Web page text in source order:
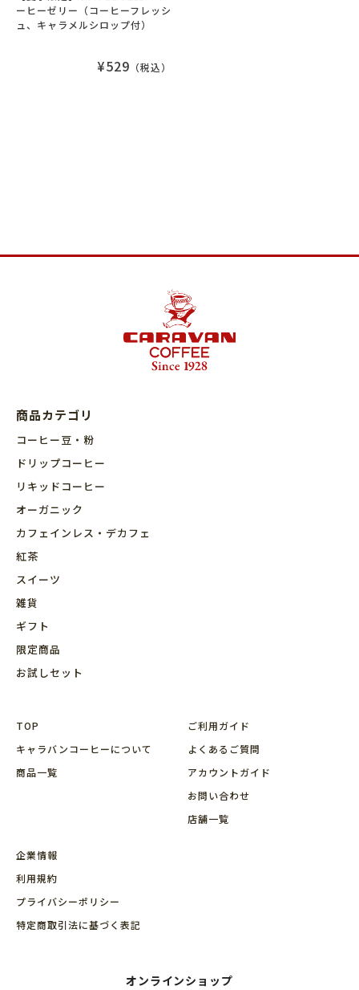
ーヒーゼリー（コーヒーフレッシ
ュ、キャラメルシロップ付）
¥529 （税込）
商品カテゴリ
コーヒー豆・粉
ドリップコーヒー
リキッドコーヒー
オーガニック
カフェインレス・デカフェ
紅茶
スイーツ
雑貨
ギフト
限定商品
お試しセット
TOP
キャラバンコーヒーについて
商品⼀覧
ご利用ガイド
よくあるご質問
アカウントガイド
お問い合わせ
店舗⼀覧
企業情報
利用規約
プライバシーポリシー
特定商取引法に基づく表記
オンラインショップ